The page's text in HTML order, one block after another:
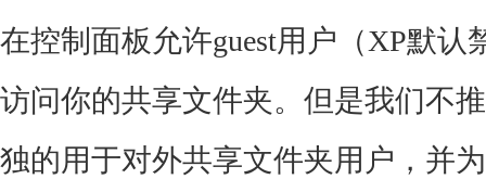
在控制面板允许guest用户（XP默
访问你的共享文件夹。但是我们不
独的用于对外共享文件夹用户，并